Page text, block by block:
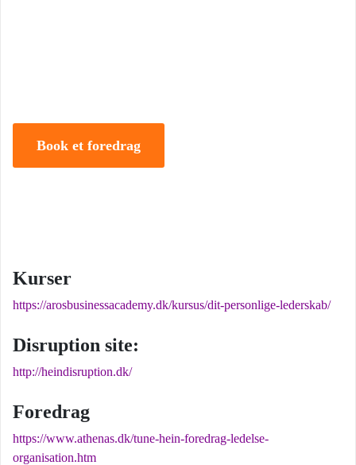
Book et foredrag
Kurser
https://arosbusinessacademy.dk/kursus/dit-personlige-lederskab/
Disruption site:
http://heindisruption.dk/
Foredrag
https://www.athenas.dk/tune-hein-foredrag-ledelse-
organisation.htm